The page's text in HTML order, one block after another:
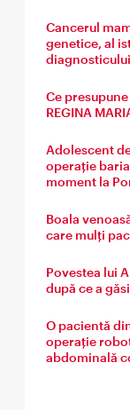
Cancerul
genetice, al
Ce
REGINA
Adolescent
operație
moment la
Boala
care mulți
Povestea lui
după ce a
O pacientă
operație
abdominală